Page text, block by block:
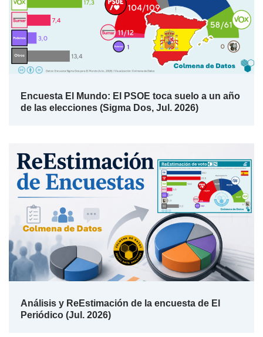
Encuesta El Mundo: El PSOE toca suelo a un año
de las elecciones (Sigma Dos, Jul. 2026)
Análisis y ReEstimación de la encuesta de El
Periódico (Jul. 2026)